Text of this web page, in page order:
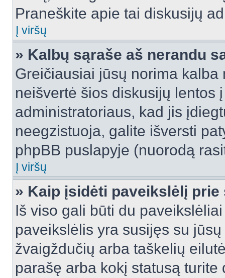
Praneškite apie tai diskusijų
Į viršų
» Kalbų sąraše aš nerandu
Greičiausiai jūsų norima
neišvertė šios diskusijų lentos
administratoriaus, kad jis
neegzistuoja, galite išversti
phpBB puslapyje (nuorodą
Į viršų
» Kaip įsidėti paveikslėlį
Iš viso gali būti du
paveikslėlis yra susijęs su
žvaigždučių arba taškelių
parašę arba kokį statusą